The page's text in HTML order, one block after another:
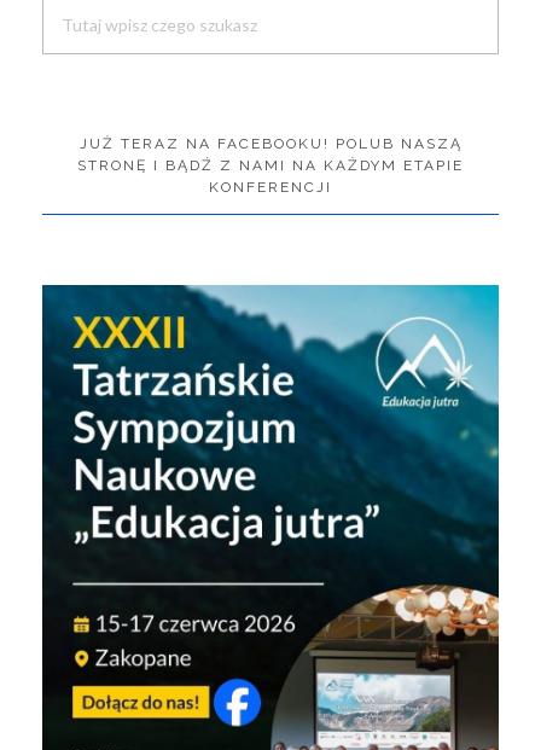
JUŻ TERAZ NA FACEBOOKU! POLUB NASZĄ
STRONĘ I BĄDŹ Z NAMI NA KAŻDYM ETAPIE
KONFERENCJI